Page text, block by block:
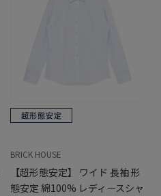
BRICK HOUSE
【超形態安定】 ワイド 長袖 形
態安定 綿100% レディースシャ